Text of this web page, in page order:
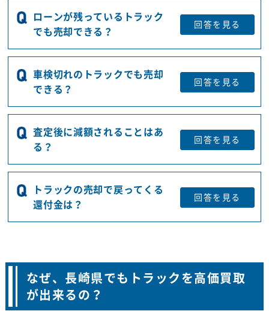
ローンが残っているトラック
でも売却できる？
回答を 見る
車検切れのトラックでも売却
できる？
回答を 見る
査定後に減額されることはあ
る？
回答を 見る
トラックの売却で戻ってくる
還付金は？
回答を 見る
なぜ、長崎県でもトラックを高価買取
が出来るの？